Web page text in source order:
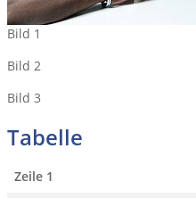
Bild 1
Bild 2
Bild 3
Tabelle
Zeile 1